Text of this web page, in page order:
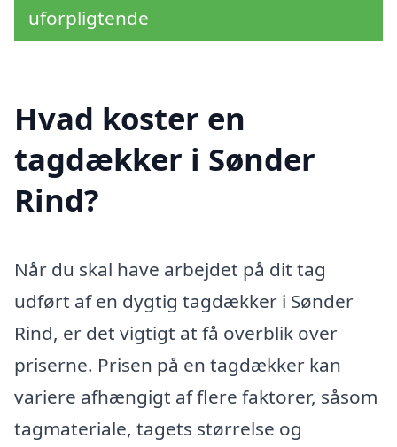
uforpligtende
Hvad koster en
tagdækker i Sønder
Rind?
Når du skal have arbejdet på dit tag
udført af en dygtig tagdækker i Sønder
Rind, er det vigtigt at få overblik over
priserne. Prisen på en tagdækker kan
variere afhængigt af flere faktorer, såsom
tagmateriale, tagets størrelse og